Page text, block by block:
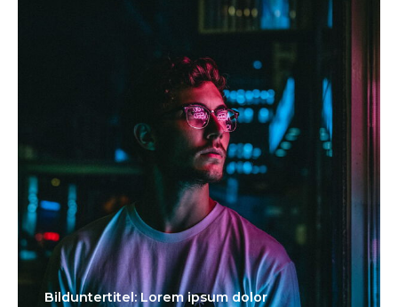
Bilduntertitel: Lorem ipsum dolor